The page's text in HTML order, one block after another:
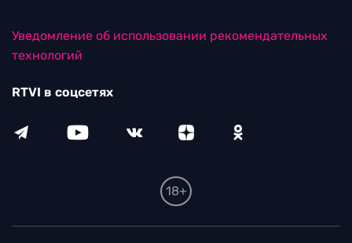
Уведомление об использовании рекомендательных
технологий
RTVI в соцсетях
18+